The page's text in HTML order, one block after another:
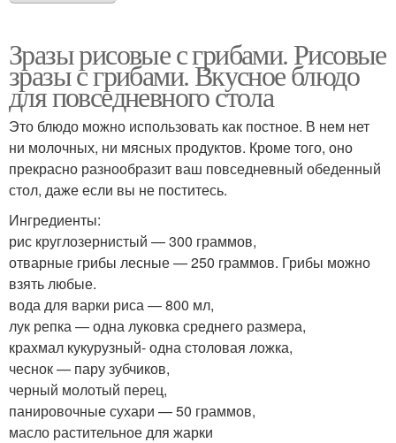
Зразы рисовые с грибами. Рисовые
зразы с грибами. Вкусное блюдо
для повседневного стола
Это блюдо можно использовать как постное. В нем нет
ни молочных, ни мясных продуктов. Кроме того, оно
прекрасно разнообразит ваш повседневный обеденный
стол, даже если вы не поститесь.
Ингредиенты:
рис круглозернистый — 300 граммов,
отварные грибы лесные — 250 граммов. Грибы можно
взять любые.
вода для варки риса — 800 мл,
лук репка — одна луковка среднего размера,
крахмал кукурузный- одна столовая ложка,
чеснок — пару зубчиков,
черный молотый перец,
панировочные сухари — 50 граммов,
масло растительное для жарки